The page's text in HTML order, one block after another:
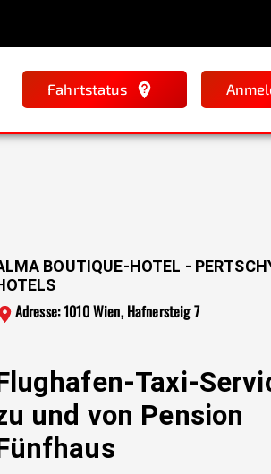
Fahrtstatus
BOUTIQUE-HOTEL -
Adresse: 1010 Wien, Hafnersteig 7
Taxi-
und von Pension